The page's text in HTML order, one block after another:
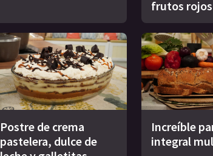
frutos rojos
Postre de crema
pastelera, dulce de
Increíble
integral